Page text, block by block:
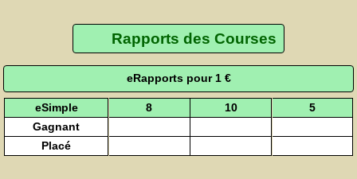
Rapports des Courses
eRapports pour 1 €
eSimple 8 10
5
Gagnant
Placé